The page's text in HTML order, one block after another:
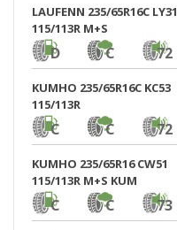
LAUFENN 235/65R16C LY31
115/113R M+S
D C 72
KUMHO 235/65R16C KC53
115/113R
C C 72
KUMHO 235/65R16 CW51
115/113R M+S KUM
C C 73